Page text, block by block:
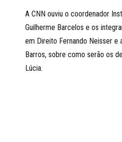
A CNN ouviu o coordenador
Guilherme Barcelos e os
em Direito Fernando Neisser e
Barros, sobre como serão os
Lúcia.